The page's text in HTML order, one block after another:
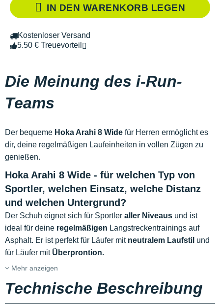
IN DEN WARENKORB LEGEN
Kostenloser Versand
5.50 € Treuevorteil
Die Meinung des i-Run-
Teams
Der bequeme Hoka Arahi 8 Wide für Herren ermöglicht es
dir, deine regelmäßigen Laufeinheiten in vollen Zügen zu
genießen.
Hoka Arahi 8 Wide - für welchen Typ von
Sportler, welchen Einsatz, welche Distanz
und welchen Untergrund?
Der Schuh eignet sich für Sportler aller Niveaus und ist
ideal für deine regelmäßigen Langstreckentrainings auf
Asphalt. Er ist perfekt für Läufer mit neutralem Laufstil und
für Läufer mit Überprontion.
Mehr anzeigen
Technische Beschreibung